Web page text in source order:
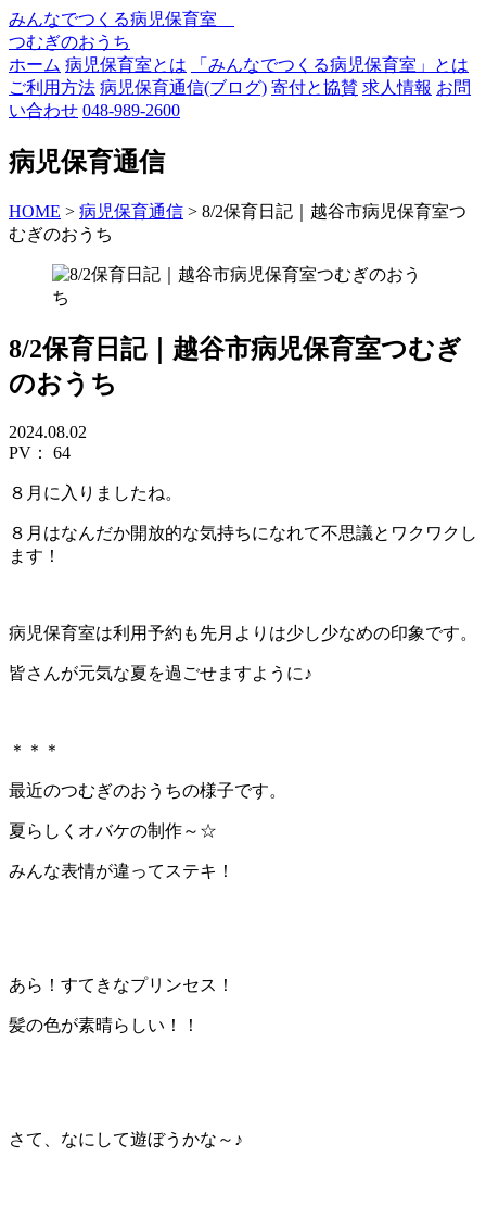
みんなでつくる病児保育室
つむぎのおうち
ホーム 病児保育室とは
「みんなでつくる病児保育室」とは
ご利用方法 病児保育通信(ブログ) 寄付と協賛 求人情報 お問
い合わせ 048-989-2600
病児保育通信
HOME > 病児保育通信 > 8/2保育日記｜越谷市病児保育室つ
むぎのおうち
8/2保育日記｜越谷市病児保育室つむぎ
のおうち
2024.08.02
PV：
64
８月に入りましたね。
８月はなんだか開放的な気持ちになれて不思議とワクワクし
ます！
病児保育室は利用予約も先月よりは少し少なめの印象です。
皆さんが元気な夏を過ごせますように♪
＊＊＊
最近のつむぎのおうちの様子です。
夏らしくオバケの制作～☆
みんな表情が違ってステキ！
あら！すてきなプリンセス！
髪の色が素晴らしい！！
さて、なにして遊ぼうかな～♪